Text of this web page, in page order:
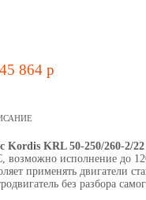
864 p
Kordis KRL 50-250/260-2/
возможно исполнение до
применять двигатели
без разбора